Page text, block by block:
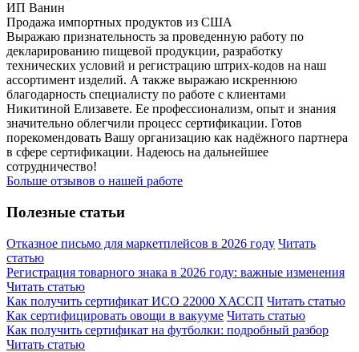
ИП Ванин
Продажа импортных продуктов из США
Выражаю признательность за проведенную работу по
декларированию пищевой продукции, разработку
технических условий и регистрацию штрих-кодов на наш
ассортимент изделий. А также выражаю искреннюю
благодарность специалисту по работе с клиентами
Никитиной Елизавете. Ее профессионализм, опыт и знания
значительно облегчили процесс сертификации. Готов
порекомендовать Вашу организацию как надёжного партнера
в сфере сертификации. Надеюсь на дальнейшее
сотрудничество!
Больше отзывов о нашей работе
Полезные статьи
Отказное письмо для маркетплейсов в 2026 году Читать
статью
Регистрация товарного знака в 2026 году: важные изменения
Читать статью
Как получить сертификат ИСО 22000 ХАССП Читать статью
Как сертифицировать овощи в вакууме Читать статью
Как получить сертификат на футболки: подробный разбор
Читать статью